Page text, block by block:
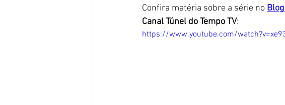
Confira matéria sobre a série no
Canal Túnel do Tempo TV:
https://www.youtube.com/